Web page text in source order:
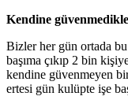
Kendine
Bizler her gün ortada
başıma çıkıp 2 bin
kendine güvenmeyen
ertesi gün kulüpte işe